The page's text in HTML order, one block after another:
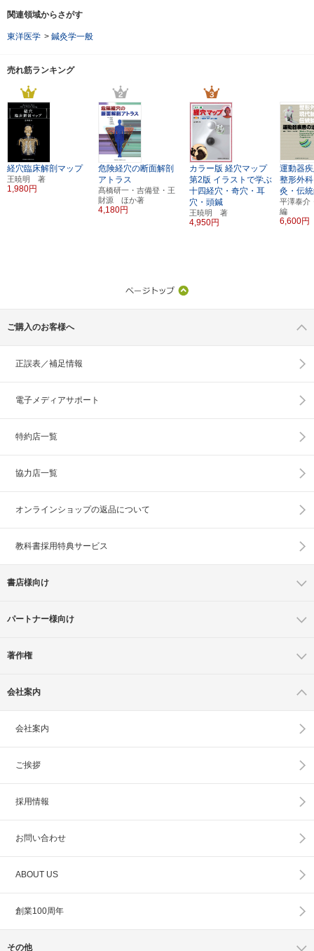
関連領域からさがす
東洋医学 > 鍼灸学一般
売れ筋ランキング
経穴臨床解剖マップ
王暁明 著
1,980円
危険経穴の断面解剖
アトラス
髙橋研一・吉備登・王
財源 ほか著
4,180円
カラー版 経穴マップ
第2版 イラストで学ぶ
十四経穴・奇穴・耳
穴・頭鍼
王暁明 著
4,950円
運動器
整形外
灸・伝
平澤泰
編
6,600円
ご購入のお客様へ
正誤表／補足情報
電子メディアサポート
特約店一覧
協力店一覧
オンラインショップの返品について
教科書採用特典サービス
書店様向け
パートナー様向け
著作権
会社案内
会社案内
ご挨拶
採用情報
お問い合わせ
ABOUT US
創業100周年
その他